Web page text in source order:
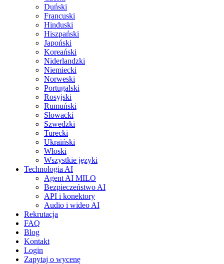
Duński
Francuski
Hinduski
Hiszpański
Japoński
Koreański
Niderlandzki
Niemiecki
Norweski
Portugalski
Rosyjski
Rumuński
Słowacki
Szwedzki
Turecki
Ukraiński
Włoski
Wszystkie języki
Technologia AI
Agent AI MILO
Bezpieczeństwo AI
API i konektory
Audio i wideo AI
Rekrutacja
FAQ
Blog
Kontakt
Login
Zapytaj o wycenę